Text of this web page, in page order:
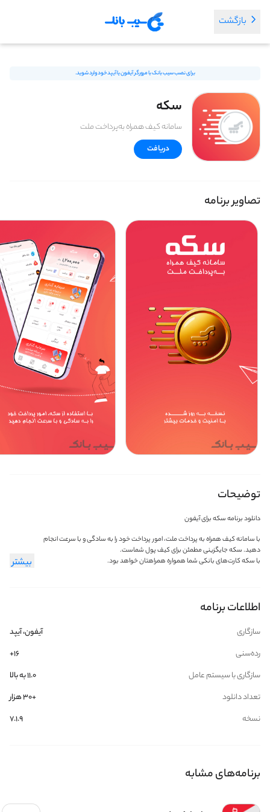
بازگشت
برای نصب سیب بانک با مرورگر آیفون یا آیپد خود وارد شوید.
سکه
سامانه کیف همراه به‌پرداخت ملت
دریافت
تصاویر برنامه
توضیحات
دانلود برنامه سکه برای آیفون
با سامانه کیف همراه به پرداخت ملت، امور پرداخت خود را به سادگی و با سرعت انجام
دهید. سکه جایگزینی مطمئن برای کیف پول شماست.
با سکه کارت‌های بانکی شما همواره همراهتان خواهد بود.
• استعلام قبض موبایل
• شارژ سیم کارت
• خرید بسته‌های اینترنتی ایرانسل
• امکان پرداخت قبض جریمه
• امکان پرداخت با کیف‌پول و دریافت امتیاز
• امکان ایجاد پروفایل کاربری
بیشتر
اطلاعات برنامه
سازگاری
آیفون، آیپد
رده‌سنی
۱۶+
سازگاری با سیستم عامل
۱۱.۰ به بالا
تعداد دانلود
+30 هزار
نسخه
7.1.9
برنامه‌های مشابه